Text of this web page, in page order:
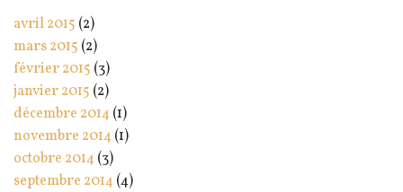
avril 2015 (2)
mars 2015 (2)
février 2015 (3)
janvier 2015 (2)
décembre 2014(1)
novembre 2014(1)
octobre 2014(3)
septembre 2014(4)